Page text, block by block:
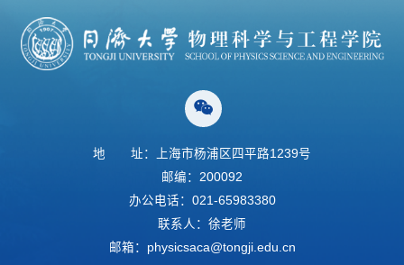
地
址：上海市杨浦区四平路1239号
邮编：200092
办公电话：021-65983380
联系人：徐老师
邮箱：physicsaca@tongji.edu.cn